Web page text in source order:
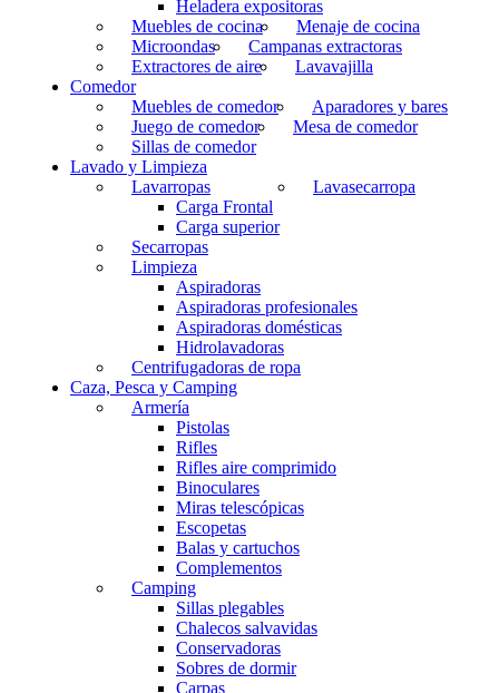
Heladera expositoras
Muebles de cocina
Menaje de cocina
Microondas
Campanas extractoras
Extractores de aire
Lavavajilla
Comedor
Muebles de comedor
Aparadores y bares
Juego de comedor
Mesa de comedor
Sillas de comedor
Lavado y Limpieza
Lavarropas
Carga Frontal
Carga superior
Lavasecarropa
Secarropas
Limpieza
Aspiradoras
Aspiradoras profesionales
Aspiradoras domésticas
Hidrolavadoras
Centrifugadoras de ropa
Caza, Pesca y Camping
Armería
Pistolas
Rifles
Rifles aire comprimido
Binoculares
Miras telescópicas
Escopetas
Balas y cartuchos
Complementos
Camping
Sillas plegables
Chalecos salvavidas
Conservadoras
Sobres de dormir
Carpas